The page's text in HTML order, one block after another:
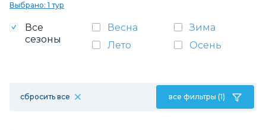
Выбрано: 1 тур
Все
сезоны
Весна
Зима
Лето
Осень
сбросить все все фильтры (1)